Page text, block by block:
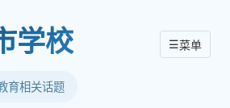
学校
育相关话题
☰菜单